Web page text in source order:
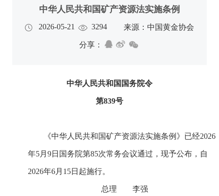
中华人民共和国矿产资源法实施条例
2026-05-21 3294 来源：中国黄金协会
分享：
中华人民共和国国务院令
第839号
《中华人民共和国矿产资源法实施条例》已经2026
年5月9日国务院第85次常务会议通过，现予公布，自
2026年6月15日起施行。
总理 李强